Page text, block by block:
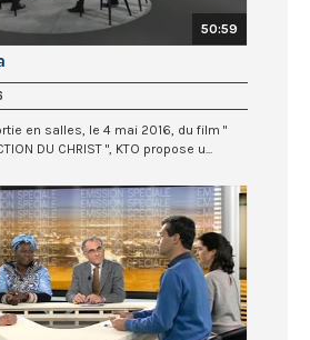
50:59
en salles, le 4 mai 2016, du film "
DU CHRIST ", KTO propose u...